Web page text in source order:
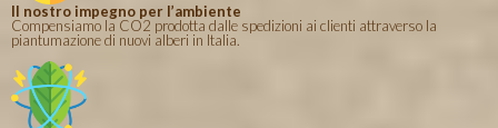
Il nostro impegno per l’ambiente
Compensiamo la CO2 prodotta dalle spedizioni ai clienti attraverso la
piantumazione di nuovi alberi in Italia.